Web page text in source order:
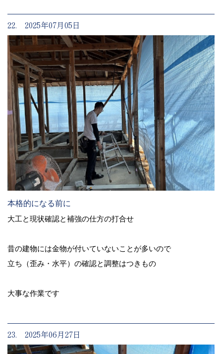
22. 2025年07月05日
本格的になる前に
大工と現状確認と補強の仕方の打合せ
昔の建物には金物が付いていないことが多いので
立ち（歪み・水平）の確認と調整はつきもの
大事な作業です
23. 2025年06月27日